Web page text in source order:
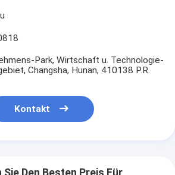
Park, Wirtschaft u. Technologie-
Changsha, Hunan, 410138 P.R.
Kontakt